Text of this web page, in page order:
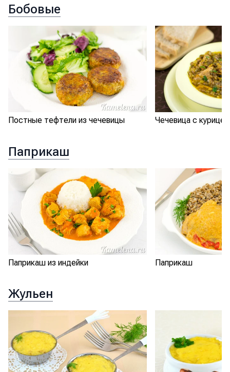
Бобовые
Постные тефтели из чечевицы Чечевица с курицей
Паприкаш
Паприкаш из индейки Паприкаш
Жульен